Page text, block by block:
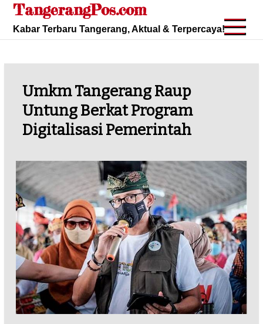
Skip
content
TangerangPos.com
Kabar Terbaru Tangerang, Aktual & Terpercaya!
Umkm Tangerang Raup
Untung Berkat Program
Digitalisasi Pemerintah